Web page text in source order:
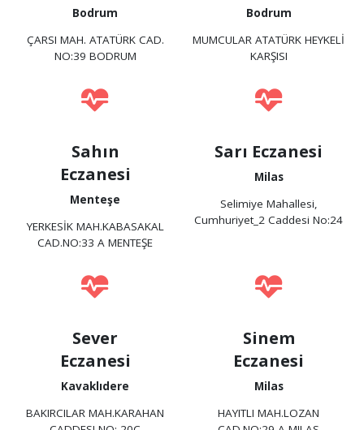
Bodrum
ÇARSI MAH. ATATÜRK CAD.
NO:39 BODRUM
Bodrum
MUMCULAR ATATÜRK HEYKELİ
KARŞISI
Sahın
Eczanesi
Menteşe
YERKESİK MAH.KABASAKAL
CAD.NO:33 A MENTEŞE
Sarı Eczanesi
Milas
Selimiye Mahallesi,
Cumhuriyet_2 Caddesi No:24
Sever
Eczanesi
Kavaklıdere
BAKIRCILAR MAH.KARAHAN
Sinem
Eczanesi
Milas
HAYITLI MAH.LOZAN